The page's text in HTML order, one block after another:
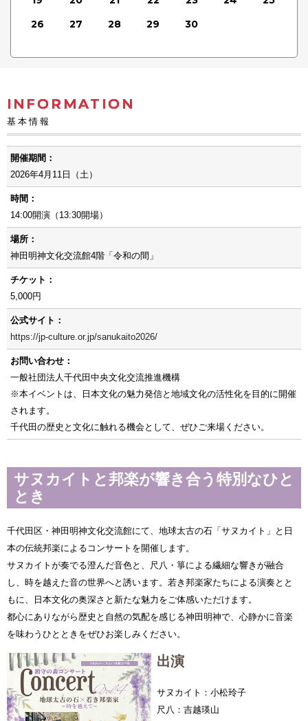
26
27 28 29 30
INFORMATION
基本情報
開催期間：
2026年4月11日（土）
時間：
14:00開演（13:30開場）
場所：
神田明神文化交流館4階「令和の間」
チケット：
5,000円
公式サイト：
https://jp-culture.or.jp/sanukaito2026/
お問い合わせ：
一般社団法人千代田中央文化交流推進機構
※本イベントは、日本文化の魅力発信と地域文化の活性化を目的に開催
されます。
千代田の歴史と文化に触れる機会として、ぜひご来場ください。
サヌカイトと邦楽が響き合う特別なひと
とき
千代田区・神田明神文化交流館にて、地球太古の石「サヌカイト」と日
本の伝統邦楽によるコンサートを開催します。
サヌカイトが奏でる澄んだ音色と、尺八・箏による繊細な響きが融合
し、時を越えた音の世界へと誘います。若き邦楽家たちによる演奏とと
もに、日本文化の奥深さと新たな魅力をご体感いただけます。
都心にありながら歴史と自然の気配を感じる神田明神で、心静かに音楽
を味わうひとときをぜひお楽しみください。
出演
サヌカイト：小松玲子
尺八：吉越瑛山